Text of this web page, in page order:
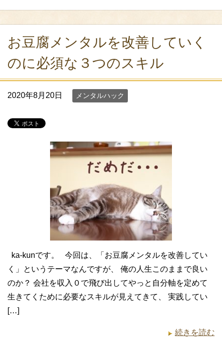
お豆腐メンタルを改善していく
のに必須な３つのスキル
2020年8月20日 メンタルハック
ka-kunです。 今回は、「お豆腐メンタルを改善してい
く」というテーマなんですが、 俺の人生このままで良い
のか？ 会社を収入０で飛び出してやっと自分軸を定めて
生きてくために必要なスキルが見えてきて、 実践してい
[…]
続きを読む